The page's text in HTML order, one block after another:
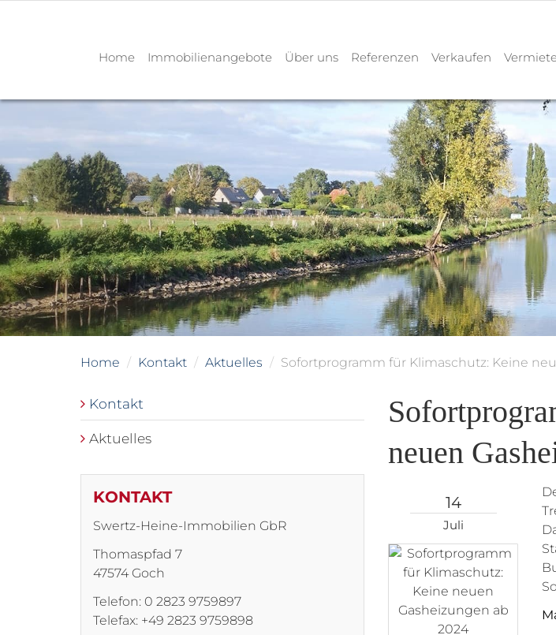
Home Immobilienangebote Über uns Referenzen Verkaufen
Home Kontakt Aktuelles Sofortprogramm für Klimaschutz: Keine
neuen
14
Juli
Kontakt
Aktuelles
KONTAKT
Swertz-Heine-Immobilien GbR
Thomaspfad 7
47574 Goch
Telefon: 0 2823 9759897
Telefax: +49 2823 9759898